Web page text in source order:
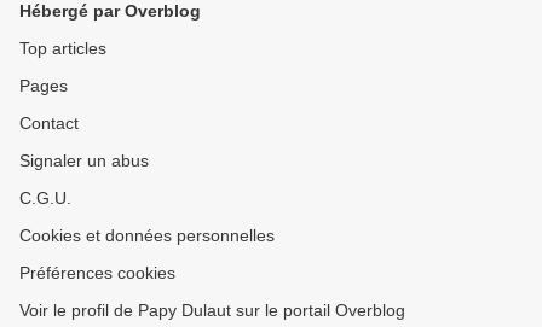
Hébergé par Overblog
Top articles
Pages
Contact
Signaler un abus
C.G.U.
Cookies et données personnelles
Préférences cookies
Voir le profil de Papy Dulaut sur le portail Overblog